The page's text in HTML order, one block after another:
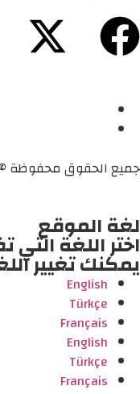
جميع الحقوق محفوظة © 2024
لغة الموقع
اختر اللغة
يمكنك تغيير
English
Türkçe
Français
English
Türkçe
Français